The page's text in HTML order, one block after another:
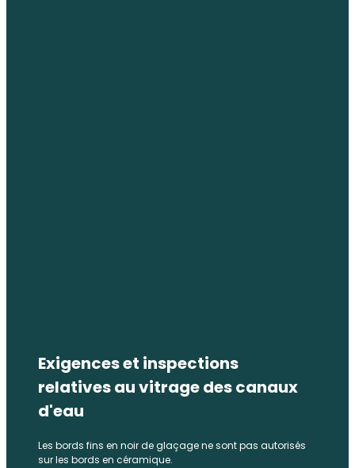
Exigences et inspections
relatives au vitrage des canaux
d'eau
Les bords fins en noir de glaçage ne sont pas autorisés
sur les bords en céramique.